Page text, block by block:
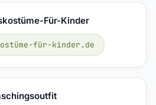
Für-Kinder
für-kinder.de